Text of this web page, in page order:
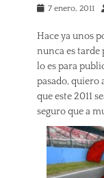
Posted7 enero, 2011
Hace ya unos
nunca es tarde
lo es para
pasado, quiero
que este 2011
seguro que a